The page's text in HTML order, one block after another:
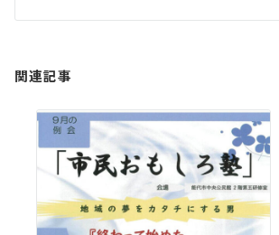
関連記事